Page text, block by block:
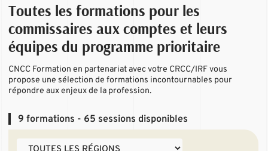
Toutes les formations pour les
commissaires aux comptes et leurs
équipes du programme prioritaire
CNCC Formation en partenariat avec votre CRCC/IRF vous
propose une sélection de formations incontournables pour
répondre aux enjeux de la profession.
9 formations - 65 sessions disponibles